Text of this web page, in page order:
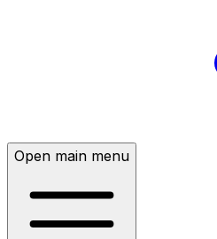
Open main menu